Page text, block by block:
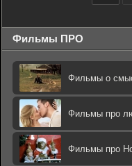
Фильмы ПРО
Фильмы о
Фильмы про
Фильмы про